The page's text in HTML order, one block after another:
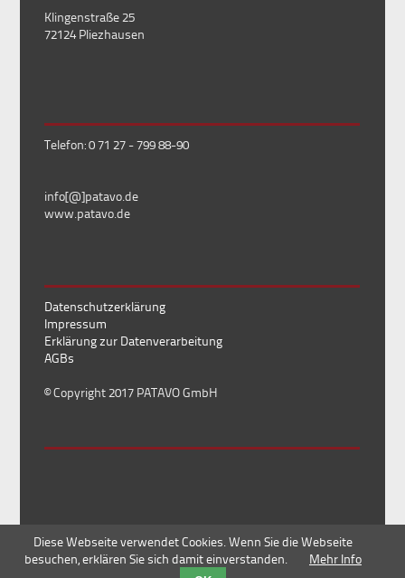
Klingenstraße 25
72124 Pliezhausen
Telefon: 0 71 27 - 799 88-90
info[@]patavo.de
www.patavo.de
Datenschutzerklärung
Impressum
Erklärung zur Datenverarbeitung
AGBs
© Copyright 2017 PATAVO GmbH
Diese Webseite verwendet Cookies. Wenn Sie die Webseite
besuchen, erklären Sie sich damit einverstanden.
Mehr Info